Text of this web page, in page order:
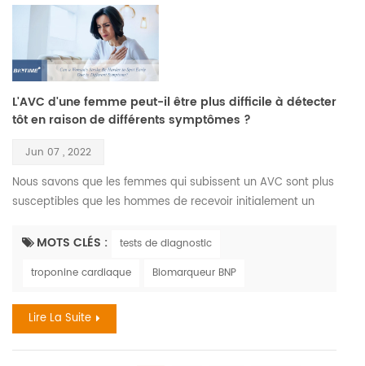
L'AVC d'une femme peut-il être plus difficile à détecter
tôt en raison de différents symptômes ?
Jun 07 , 2022
Nous savons que les femmes qui subissent un AVC sont plus
susceptibles que les hommes de recevoir initialement un
qu'elles ne présentent pas toujours ce que l'on pourrait
aussi souvent que les hommes. Selon l'Organisation
mondiale des accidents vasculaires cérébraux WSO :
Incidence et pr...
MOTS CLÉS :
tests de diagnostic
troponine cardiaque
Biomarqueur BNP
Lire La Suite